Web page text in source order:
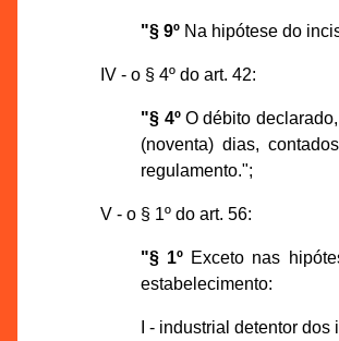
"§ 9º Na hipótese do
IV - o § 4º do art. 42:
"§ 4ºO débito
(noventa) dias,
regulamento.";
V - o § 1º do art. 56:
"§ 1º Exceto nas
estabelecimento:
I - industrial detentor